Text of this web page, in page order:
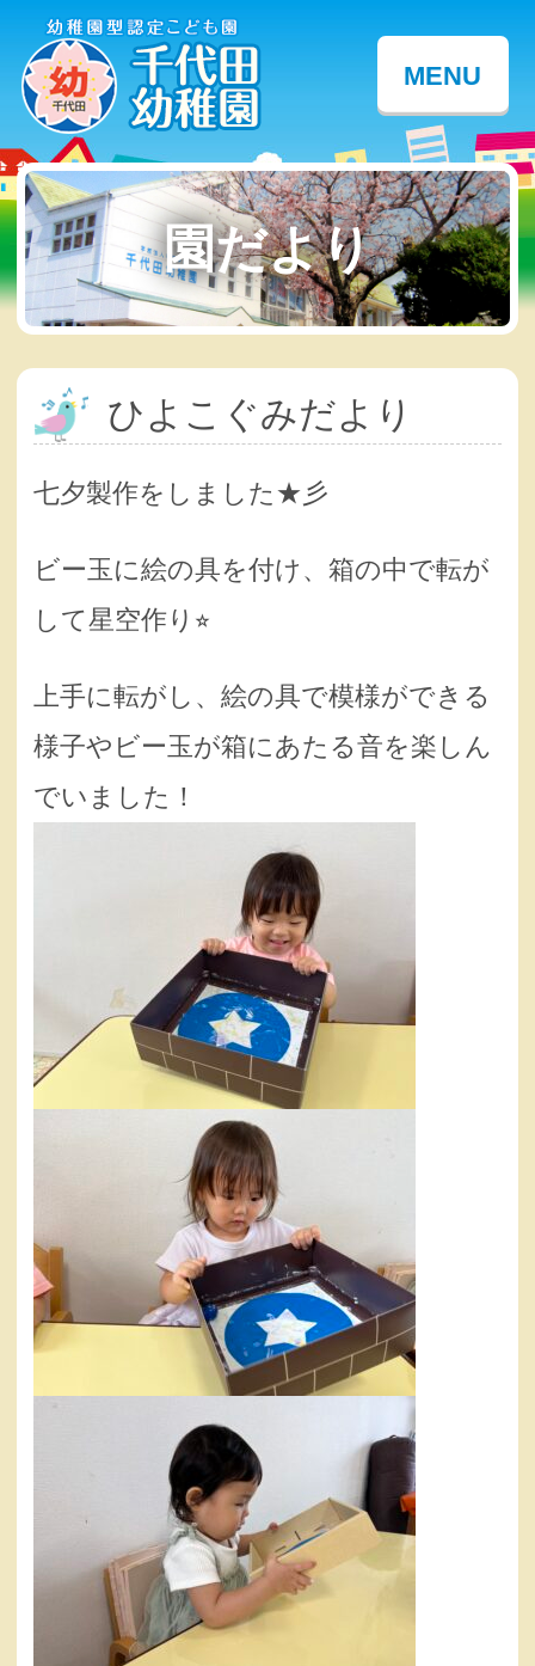
MENU
園だより
ひよこぐみだより
七夕製作をしました★彡
ビー玉に絵の具を付け、箱の中で転が
して星空作り⭐︎
上手に転がし、絵の具で模様ができる
様子やビー玉が箱にあたる音を楽しん
でいました！